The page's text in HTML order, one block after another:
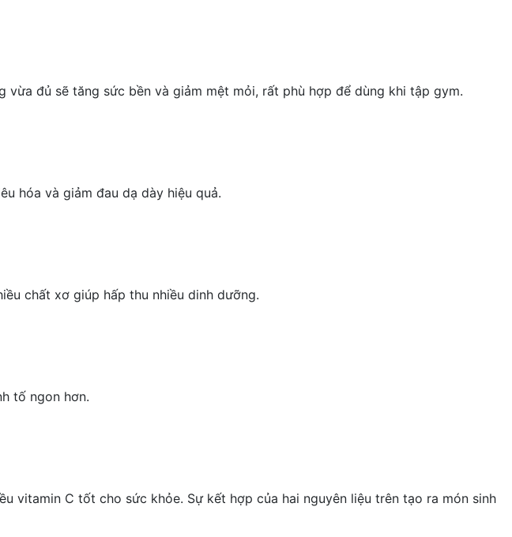
vừa đủ sẽ tăng sức bền và giảm mệt mỏi, rất phù hợp để dùng khi tập gym.
hóa và giảm đau dạ dày hiệu quả.
chất xơ giúp hấp thu nhiều dinh dưỡng.
tố ngon hơn.
vitamin C tốt cho sức khỏe. Sự kết hợp của hai nguyên liệu trên tạo ra món sinh